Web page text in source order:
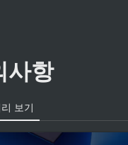
사항
보기